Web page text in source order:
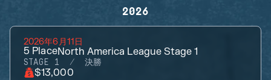
2026
2026年6月11日
5 PlaceNorth America League Stage 1
STAGE 1 決勝
$13,000